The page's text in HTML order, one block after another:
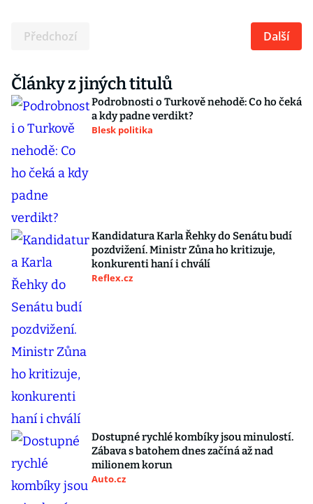
Předchozí Další
Články z jiných titulů
Podrobnosti o Turkově nehodě: Co ho čeká
a kdy padne verdikt?
Blesk politika
Kandidatura Karla Řehky do Senátu budí
pozdvižení. Ministr Zůna ho kritizuje,
konkurenti haní i chválí
Reflex.cz
Dostupné rychlé kombíky jsou minulostí.
Zábava s batohem dnes začíná až nad
milionem korun
Auto.cz